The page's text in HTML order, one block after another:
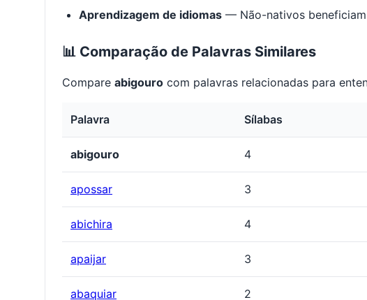
Aprendizagem de idiomas — Não-nativos
📊 Comparação de Palavras Similares
Compare abigouro com palavras relacionadas para
Palavra Sílabas
abigouro 4
apossar 3
abichira 4
apaijar 3
abaquiar 2